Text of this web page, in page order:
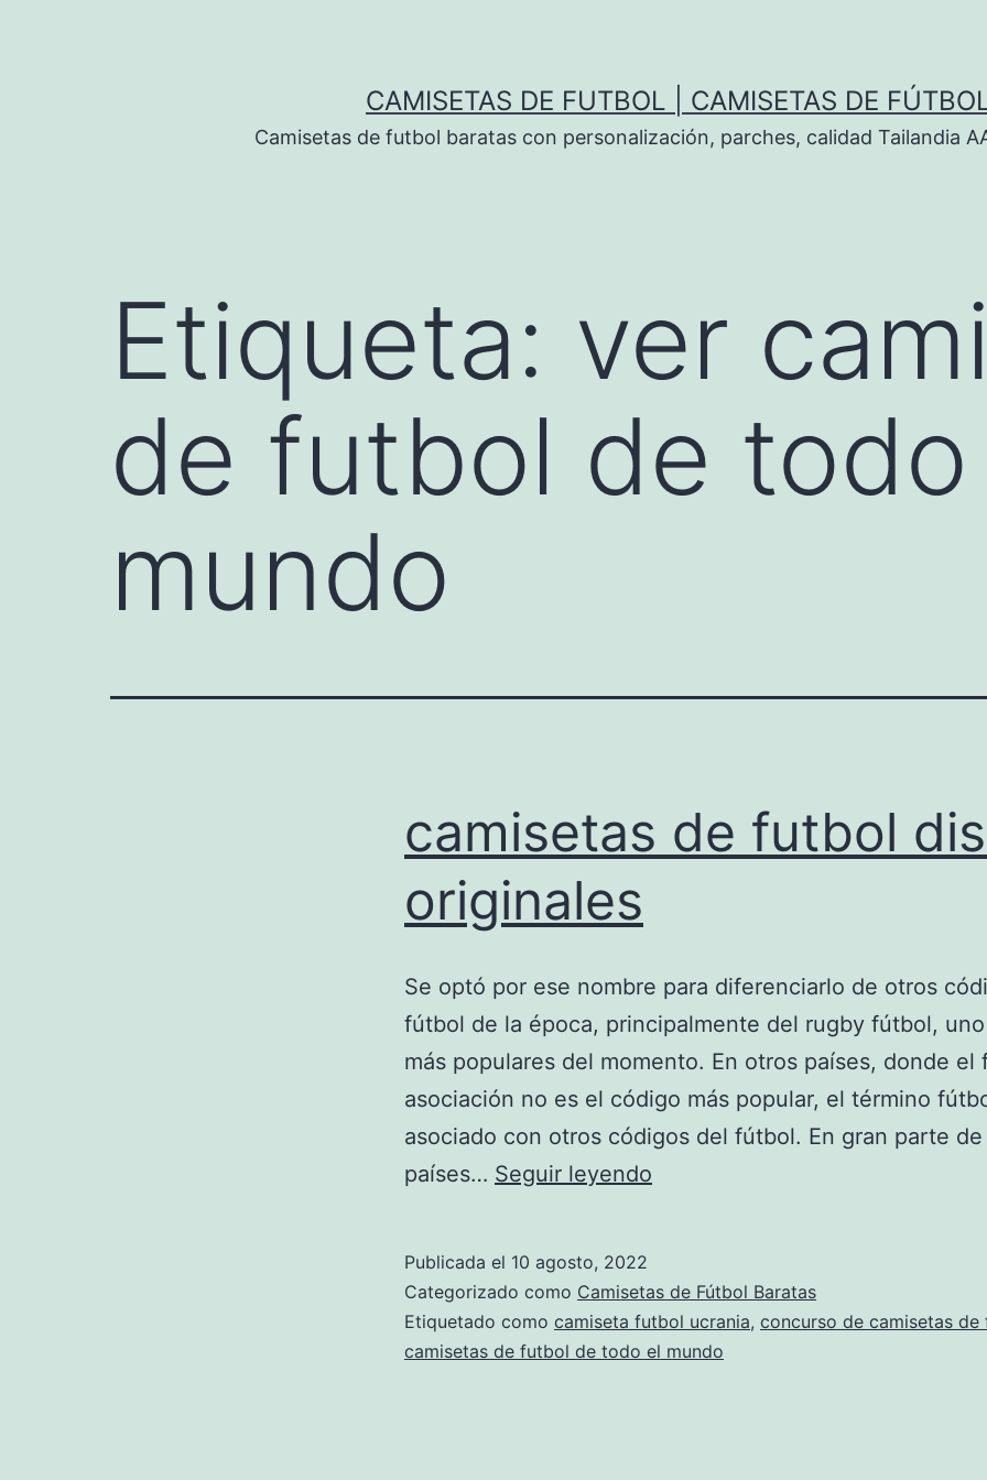
CAMISETAS DE FUTBOL | CAMISETAS DE
Camisetas de futbol baratas con personalización, parches, calidad Tailandia
Etiqueta: ver
de futbol de
mundo
camisetas de futbol
originales
Se optó por ese nombre para diferenciarlo de otros
fútbol de la época, principalmente del rugby fútbol,
más populares del momento. En otros países, donde el
asociación no es el código más popular, el término
asociado con otros códigos del fútbol. En gran parte
países… Seguir leyendo
diseos
originales
Publicada el 10 agosto, 2022
Categorizado como Camisetas de Fútbol Baratas
Etiquetado como camiseta futbol ucrania, concurso de camisetas de
camisetas de futbol de todo el mundo